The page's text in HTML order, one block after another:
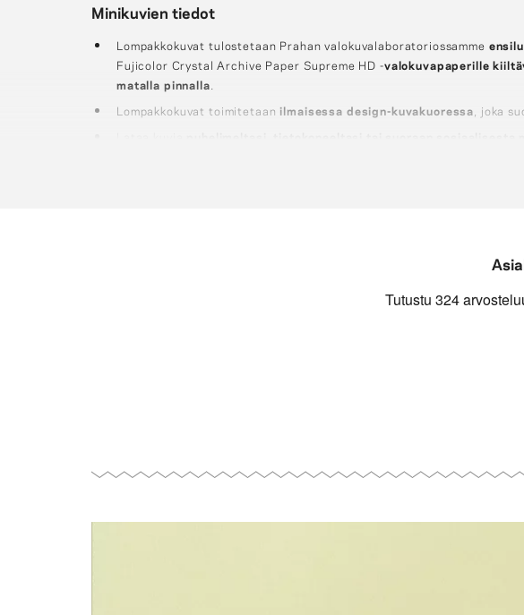
Minikuvien tiedot
Lompakkokuvat tulostetaan Prahan valokuvalaboratoriossamme
Fujicolor Crystal Archive Paper Supreme HD -valokuvapaperille
matalla pinnalla
Lompakkokuvat toimitetaan ilmaisessa design-kuvakuoressa , joka
puhelimeltasi, tietokoneeltasi tai suoraan sosiaalisesta